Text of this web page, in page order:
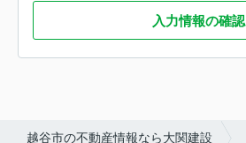
入力情報の確認
越谷市の不動産情報なら大関建設